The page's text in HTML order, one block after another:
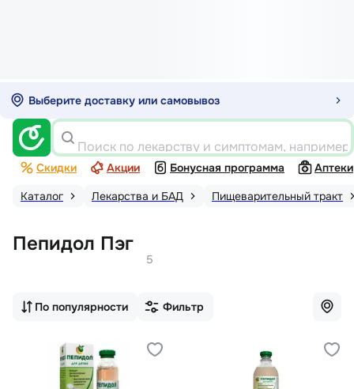
Выберите доставку или самовывоз
Поиск по лекарству и симптомам,
Скидки Акции Бонусная программа
Аптеки
Каталог
Лекарства и БАД Пищеварительный тракт
Пепидол Пэг
5
По популярности Фильтр